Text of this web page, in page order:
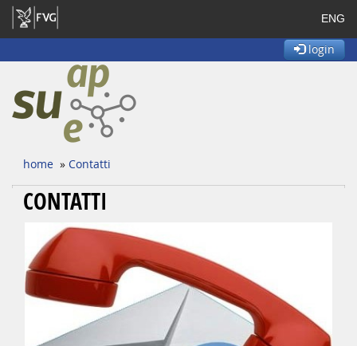
ENG
login
home » Contatti
CONTATTI